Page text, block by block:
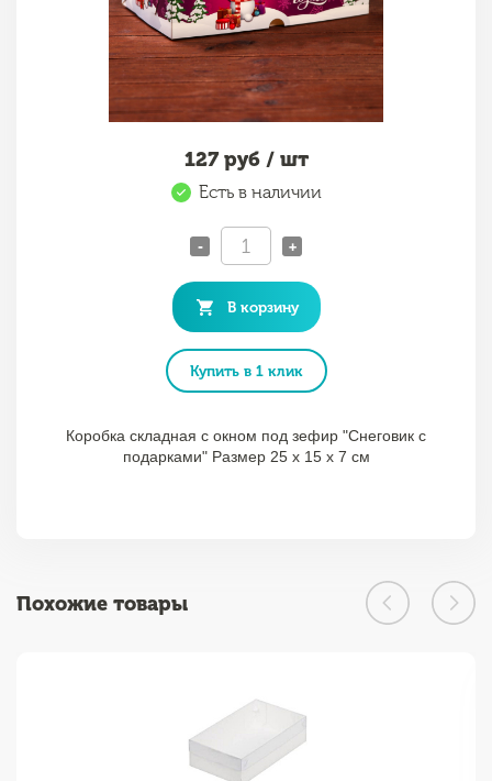
127руб / шт
Есть в наличии
- +
В корзину
Купить в 1 клик
Коробка складная с окном под зефир "Снеговик с
подарками" Размер 25 х 15 х 7 см
Похожие товары